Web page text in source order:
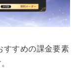
すすめの課金要素